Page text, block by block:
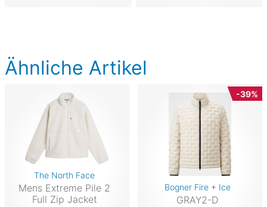
Ähnliche Artikel
The North Face
Mens Extreme Pile 2
Full Zip Jacket
-39%
Bogner Fire + Ice
GRAY2-D